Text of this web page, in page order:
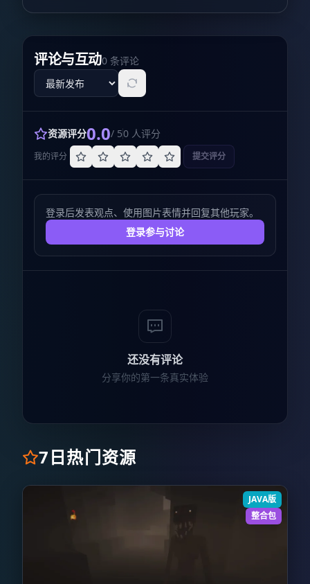
评论与互动0条评论
评论排序
资源评分0.0/ 50 人评分
我的评分 提交评分
登录后发表观点、使用图片表情并回复其他玩家。
登录参与讨论
还没有评论
分享你的第一条真实体验
7日热门资源
JAVA版
整合包